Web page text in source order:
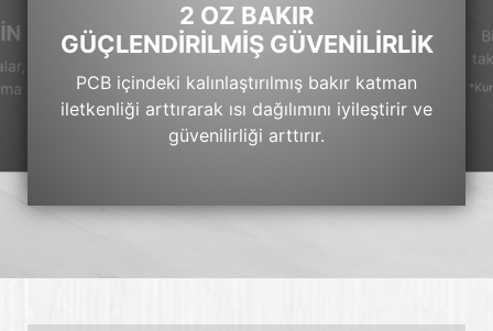
2 OZ BAKIR
GÜÇLENDİRİLMİŞ GÜVENİLİRLİK
PCB içindeki kalınlaştırılmış bakır katman
iletkenliği arttırarak ısı dağılımını iyileştirir ve
güvenilirliği arttırır.